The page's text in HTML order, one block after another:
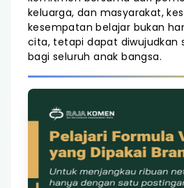
keluarga, dan masyarakat,
kesempatan belajar bukan
cita, tetapi dapat diwujudkan
bagi seluruh anak bangsa.